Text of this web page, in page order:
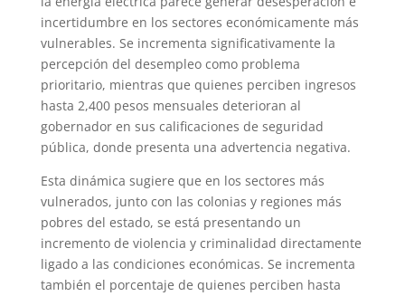
incertidumbre en los sectores económicamente más
vulnerables. Se incrementa significativamente la
percepción del desempleo como problema
prioritario, mientras que quienes perciben ingresos
hasta 2,400 pesos mensuales deterioran al
gobernador en sus calificaciones de seguridad
pública, donde presenta una advertencia negativa.
Esta dinámica sugiere que en los sectores más
vulnerados, junto con las colonias y regiones más
pobres del estado, se está presentando un
incremento de violencia y criminalidad directamente
ligado a las condiciones económicas. Se incrementa
también el porcentaje de quienes perciben hasta